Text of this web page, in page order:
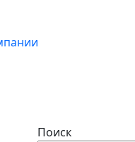
Поиск